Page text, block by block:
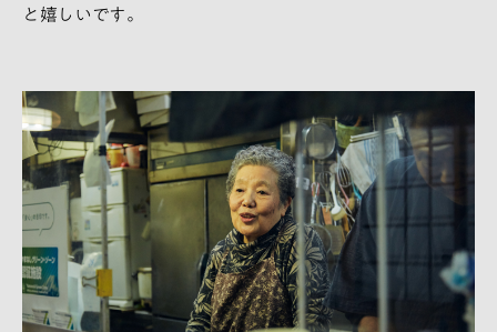
と嬉しいです。